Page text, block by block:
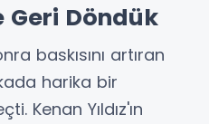
Geri Döndük
baskısını artıran
harika bir
Kenan Yıldız'ın